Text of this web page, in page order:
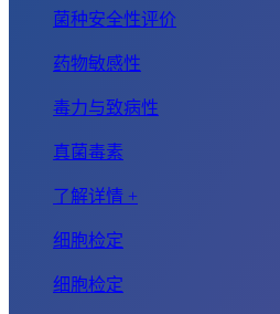
菌种安全性评价
药物敏感性
毒力与致病性
真菌毒素
了解详情 +
细胞检定
细胞检定